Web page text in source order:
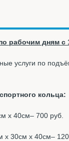
рабочим дням с
услуги по
кольца:
х 40см– 700 руб.
х 30см х 40см–